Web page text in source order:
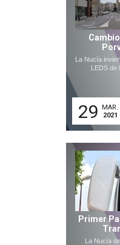
La Nucía
LEDS de
29
MAR.
2021
Primer
La Nucía